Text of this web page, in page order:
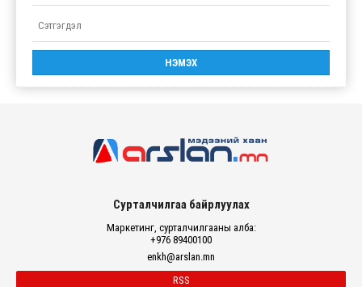
Сурталчилгаа байрлуулах
Маркетинг, сурталчилгааны алба:
+976 89400100
enkh@arslan.mn
RSS